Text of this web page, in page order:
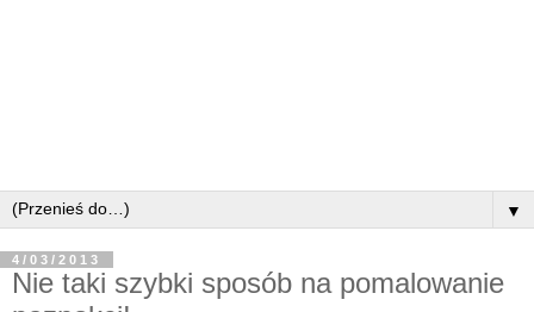
▼
4/03/2013
Nie taki szybki sposób na pomalowanie